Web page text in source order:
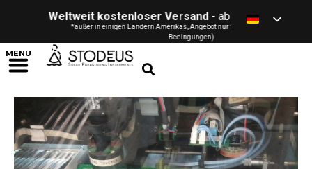
Weltweit kostenloser Versand- ab 120 € / £ / $ / CHF *
*außer in einigen Ländern Amerikas, Angebot nur für Privatpersonen (siehe
Bedingungen)
MENU